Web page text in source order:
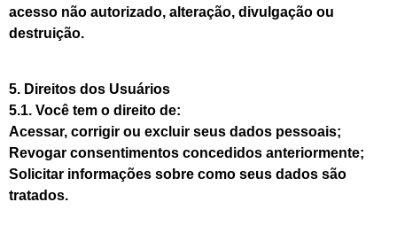
acesso não autorizado, alteração, divulgação ou
destruição.
5. Direitos dos Usuários
5.1. Você tem o direito de:
Acessar, corrigir ou excluir seus dados pessoais;
Revogar consentimentos concedidos anteriormente;
Solicitar informações sobre como seus dados são
tratados.